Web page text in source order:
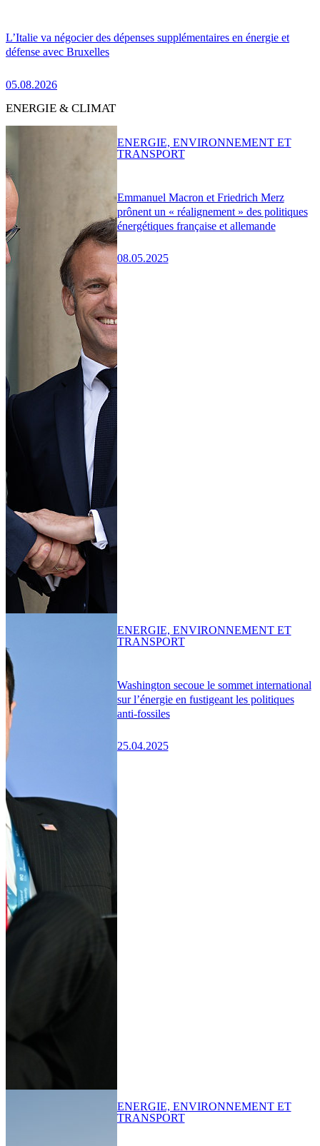
L’Italie va négocier des dépenses supplémentaires en énergie et
défense avec Bruxelles
05.08.2026
ENERGIE & CLIMAT
Emmanuel Macron et Friedrich Merz
prônent un « réalignement » des politiques
énergétiques française et allemande
08.05.2025
ENERGIE, ENVIRONNEMENT ET
TRANSPORT
Washington secoue le sommet international
sur l’énergie en fustigeant les politiques
anti-fossiles
25.04.2025
ENERGIE, ENVIRONNEMENT ET
TRANSPORT
ENERGIE, ENVIRONNEMENT ET
TRANSPORT